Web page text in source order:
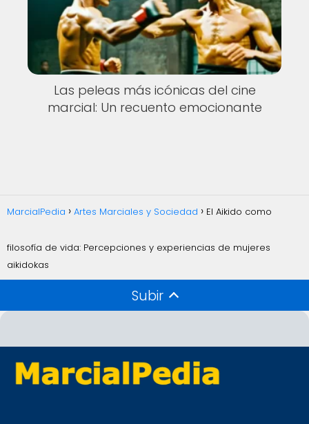
Las peleas más icónicas del cine
marcial: Un recuento emocionante
MarcialPedia Artes Marciales y Sociedad El Aikido como
filosofía de vida: Percepciones y experiencias de mujeres
aikidokas
Subir